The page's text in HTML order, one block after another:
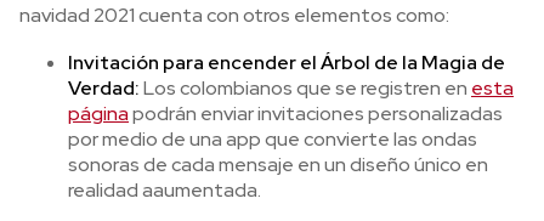
navidad 2021cuenta con otros elementos como:
Invitación para encender el Árbol de la Magia de
Verdad:Los colombianos que se registren en esta
páginapodrán enviar invitaciones personalizadas
por medio de una app que convierte las ondas
sonoras de cada mensaje en un diseño único en
realidad aaumentada.